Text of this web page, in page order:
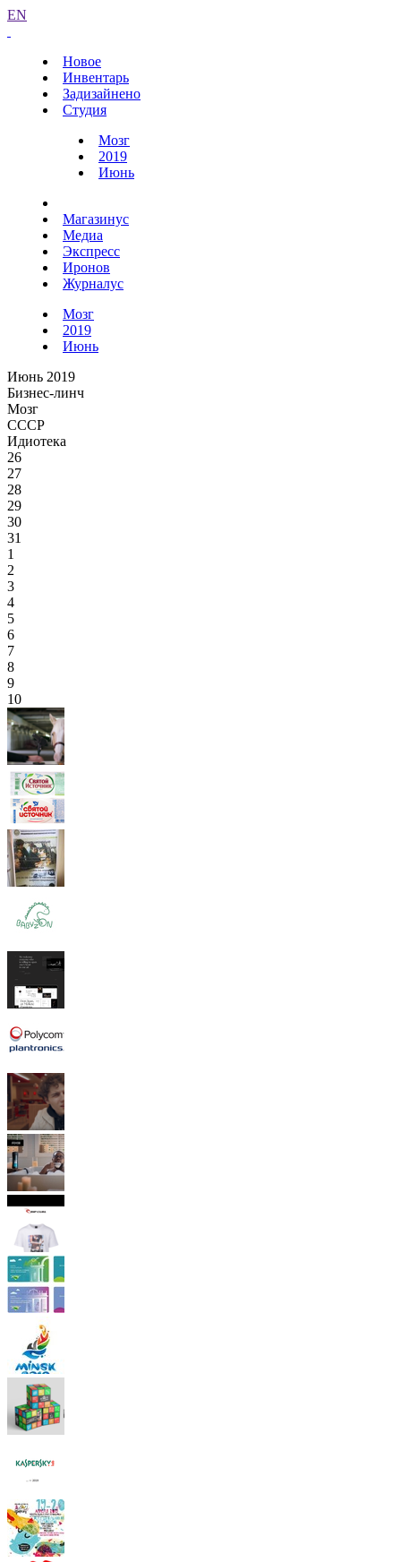
EN
Новое
Инвентарь
Задизайнено
Студия
Мозг
2019
Июнь
Магазинус
Медиа
Экспресс
Иронов
Журналус
Мозг
2019
Июнь
Июнь 2019
Бизнес-линч
Мозг
СССР
Идиотека
26
27
28
29
30
31
1
2
3
4
5
6
7
8
9
10